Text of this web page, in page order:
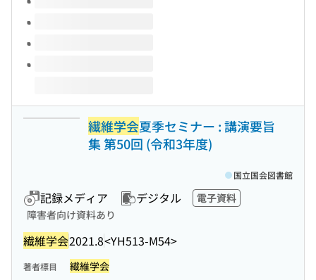
繊維学会夏季セミナー : 講演要旨
集 第50回 (令和3年度)
記録メディア デジタル
電子資料
障害者向け資料あり
繊維学会2021.8<YH513-M54>
国立国会図書館
著者標目 繊維学会